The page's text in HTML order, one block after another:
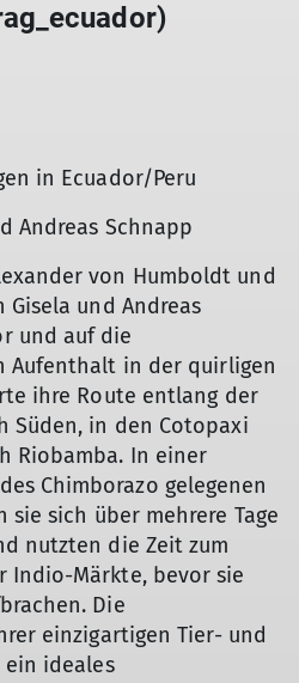
in Ecuador/Peru
Andreas Schnapp
von Humboldt und
Gisela und Andreas
und auf die
Aufenthalt in der quirligen
ihre Route entlang der
Süden, in den Cotopaxi
Riobamba. In einer
Chimborazo gelegenen
sich über mehrere Tage
nutzten die Zeit zum
Indio-Märkte, bevor sie
Die
einzigartigen Tier- und
ideales